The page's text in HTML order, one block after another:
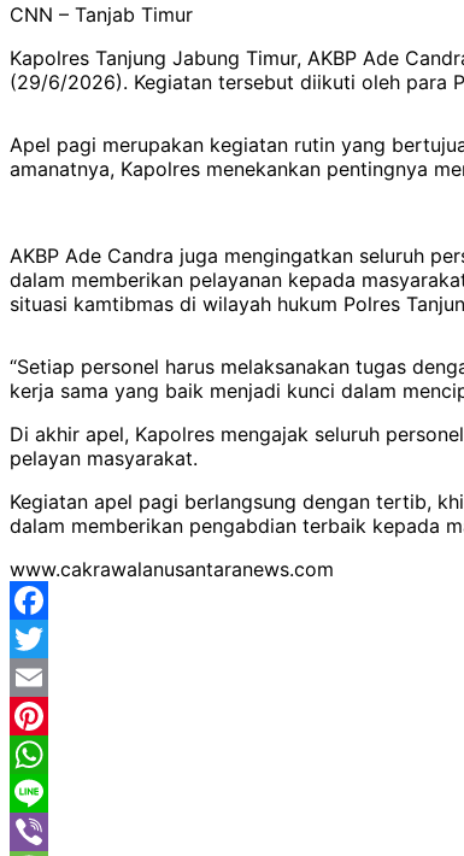
CNN – Tanjab Timur
Kapolres Tanjung Jabung Timur, AKBP Ade
(29/6/2026). Kegiatan tersebut diikuti oleh para
Apel pagi merupakan kegiatan rutin yang
amanatnya, Kapolres menekankan pentingnya
AKBP Ade Candra juga mengingatkan seluruh
dalam memberikan pelayanan kepada
situasi kamtibmas di wilayah hukum Polres
“Setiap personel harus melaksanakan tugas
kerja sama yang baik menjadi kunci dalam
Di akhir apel, Kapolres mengajak seluruh
pelayan masyarakat.
Kegiatan apel pagi berlangsung dengan tertib,
dalam memberikan pengabdian terbaik kepada
www.cakrawalanusantaranews.com
Facebook
Twitter
Email
Pinterest
WhatsApp
Line